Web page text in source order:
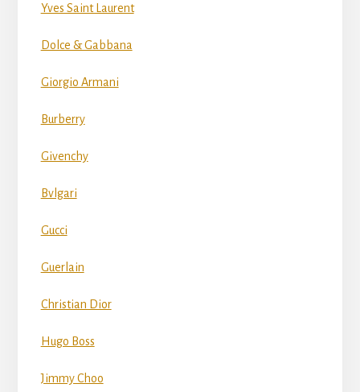
Yves Saint Laurent
Dolce & Gabbana
Giorgio Armani
Burberry
Givenchy
Bvlgari
Gucci
Guerlain
Christian Dior
Hugo Boss
Jimmy Choo